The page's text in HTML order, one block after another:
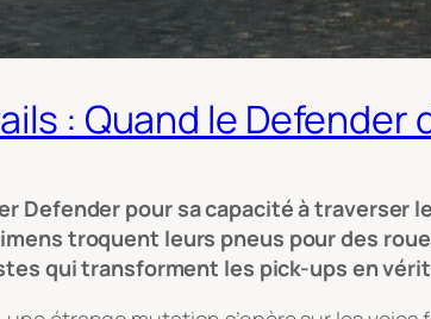
: Quand le
Defender pour sa capacité à
troquent leurs pneus pour des
qui transforment les pick-ups en